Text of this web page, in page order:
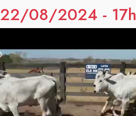
22/08/2024 - 17h